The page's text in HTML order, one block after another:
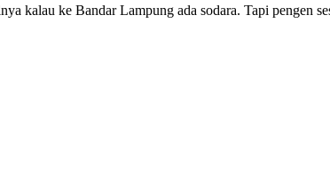
kalau ke Bandar Lampung ada sodara. Tapi pengen